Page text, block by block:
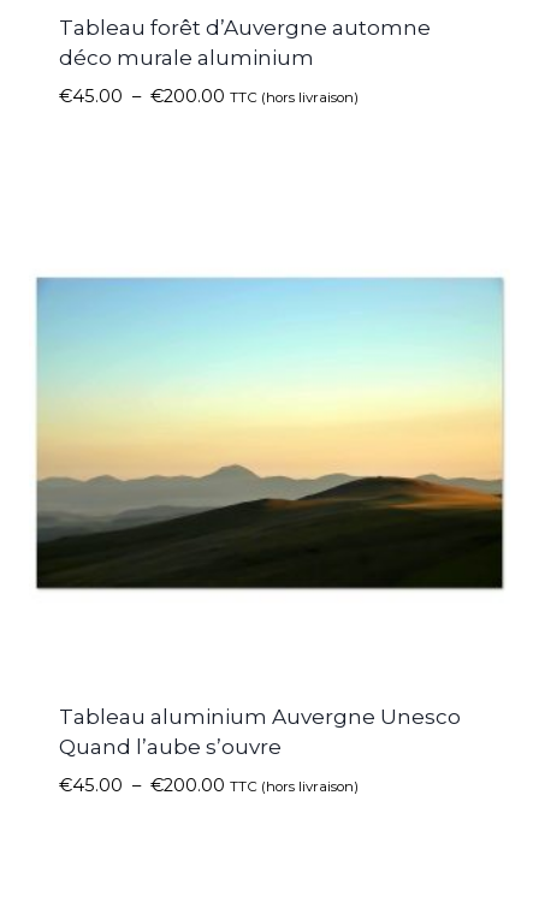
Tableau forêt d’Auvergne automne
déco murale aluminium
€45.00 – €200.00 TTC (hors livraison)
Tableau aluminium Auvergne Unesco
Quand l’aube s’ouvre
€45.00 – €200.00 TTC (hors livraison)